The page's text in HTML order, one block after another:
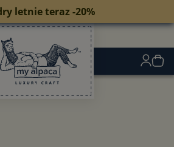
letnie teraz -20%